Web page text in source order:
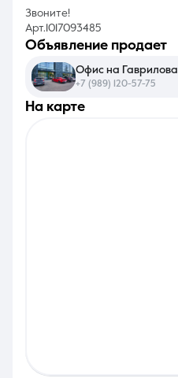
Звоните!
Арт.1017093485
на карте
объявление продает
Офис на Гаврилова
+7 (989) 120-57-75